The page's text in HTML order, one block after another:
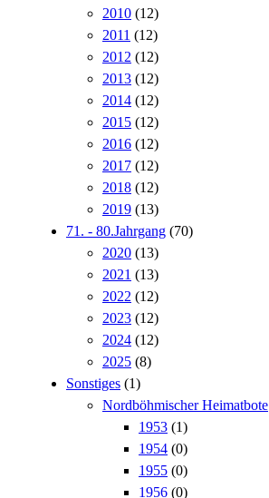
2010 (12)
2011 (12)
2012 (12)
2013 (12)
2014 (12)
2015 (12)
2016 (12)
2017 (12)
2018 (12)
2019 (13)
71. - 80.Jahrgang (70)
2020 (13)
2021 (13)
2022 (12)
2023 (12)
2024 (12)
2025 (8)
Sonstiges (1)
Nordböhmischer Heimatbote
1953 (1)
1954 (0)
1955 (0)
1956 (0)